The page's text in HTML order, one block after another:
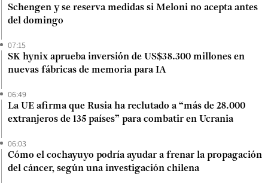
Schengen y se reserva medidas si Meloni no acepta antes
del domingo
07:15
SK hynix aprueba inversión de US$38.300 millones en
nuevas fábricas de memoria para IA
06:49
La UE afirma que Rusia ha reclutado a “más de 28.000
extranjeros de 135 países” para combatir en Ucrania
06:03
Cómo el cochayuyo podría ayudar a frenar la propagación
del cáncer, según una investigación chilena